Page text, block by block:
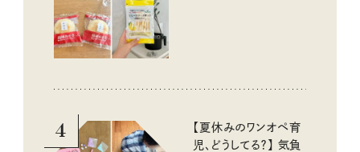
4
【夏休みのワンオペ育
児、どうしてる？】 気負